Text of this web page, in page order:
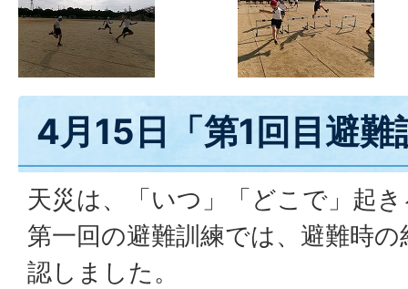
4月15日「第1回目避難
天災は、「いつ」「どこで」起
第一回の避難訓練では、避難時
認しました。